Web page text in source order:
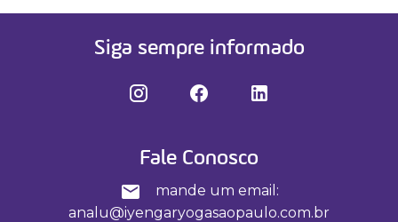
Siga sempre informado
Fale Conosco
mande um email:
analu@iyengaryogasaopaulo.com.br